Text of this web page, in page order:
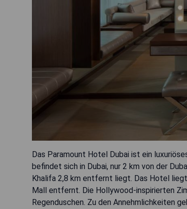
Das Paramount Hotel Dubai ist ein
befindet sich in Dubai, nur 2 km von der
Khalifa 2,8 km entfernt liegt. Das Hotel
Mall entfernt. Die Hollywood-inspirierten
Regenduschen. Zu den Annehmlichkeiten